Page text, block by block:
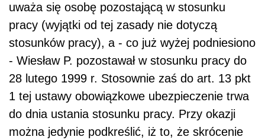
uważa się osobę pozostającą w stosunku
pracy (wyjątki od tej zasady nie dotyczą
stosunków pracy), a - co już wyżej podniesiono
- Wiesław P. pozostawał w stosunku pracy do
28 lutego 1999 r. Stosownie zaś do art. 13 pkt
1 tej ustawy obowiązkowe ubezpieczenie trwa
do dnia ustania stosunku pracy. Przy okazji
można jedynie podkreślić, iż to, że skrócenie